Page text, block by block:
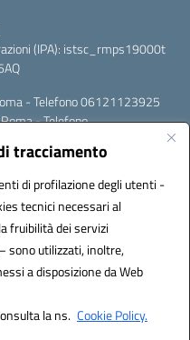
tracciamento
di profilazione degli utenti -
tecnici necessari al
fruibilità dei servizi
sono utilizzati, inoltre,
a disposizione da Web
la ns. Cookie Policy.
(IPA): istsc_rmps19000t
- Telefono 06121123925
- Telefono
esclusivamente
3D Solution S.r.l.
Designers Italia